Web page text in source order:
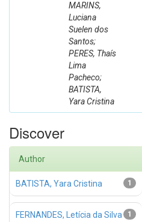
MARINS,
Luciana
Suelen dos
Santos;
PERES, Thaís
Lima
Pacheco;
BATISTA,
Yara Cristina
Discover
Author
1
BATISTA, Yara Cristina
1
FERNANDES, Letícia da Silva